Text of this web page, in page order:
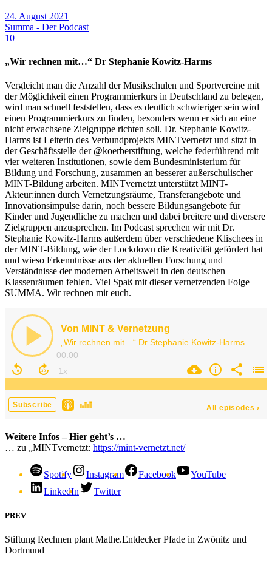
24. August 2021
Summa - Der Podcast
10
„Wir rechnen mit…“ Dr Stephanie Kowitz-Harms
Vergleicht man die Anzahl der Musikschulen und Sportvereine mit
der Möglichkeit einen Programmierkurs in Deutschland zu belegen,
wird man schnell feststellen, dass es deutlich schwieriger sein wird
einen Programmierkurs zu finden, besonders wenn er sich an eine
nicht erwachsene Zielgruppe richten soll. Dr. Stephanie Kowitz-
Harms ist Leiterin des Verbundprojekts MINTvernetzt und sitzt in
der Geschäftsstelle der @koerberstiftung, welche federführend mit
vier weiteren Institutionen, sowie dem Bundesministerium für
Bildung und Forschung, zusammen an besserer außerschulischer
MINT-Bildung arbeiten. MINTvernetzt unterstützt MINT-
Akteur:innen durch Vernetzungsräume, Transferangebote und
Innovationsimpulse darin, noch bessere Bildungsangebote für
Kinder und Jugendliche zu machen und dabei breitere und diversere
Zielgruppen anzusprechen. Im Podcast sprechen wir mit Dr.
Stephanie Kowitz-Harms außerdem über verschiedene Klischees in
der MINT-Bildung, wie der Lockdown die Kreativität gefördert hat
und wieso Erkenntnisse aus der aktuellen Forschung und
Verständnisse der modernen Arbeitswelt in den deutschen
Klassenräumen fehlen. Viel Spaß mit dieser vernetzenden Folge
SUMMA. Wir rechnen mit euch.
Weitere Infos – Hier geht’s …
… zu „MINTvernetzt: https://mint-vernetzt.net/
Spotify Instagram Facebook
YouTube
LinkedIn
Twitter
PREV
Stiftung Rechnen plant Mathe.Entdecker Pfade in Zwönitz und
Dortmund